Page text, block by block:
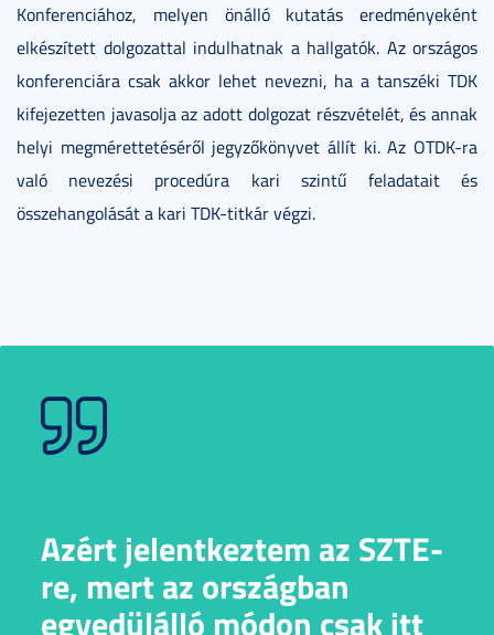
Konferenciához, melyen önálló kutatás eredményeként
elkészített dolgozattal indulhatnak a hallgatók. Az országos
konferenciára csak akkor lehet nevezni, ha a tanszéki TDK
kifejezetten javasolja az adott dolgozat részvételét, és annak
helyi megmérettetéséről jegyzőkönyvet állít ki. Az OTDK-ra
való nevezési procedúra kari szintű feladatait és
összehangolását a kari TDK-titkár végzi.
Azért jelentkeztem az SZTE-
re, mert az országban
egyedülálló módon csak itt